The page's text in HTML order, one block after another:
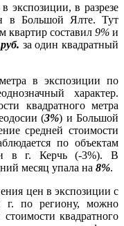
экспозиции, в разрезе
в Большой Ялте. Тут
квартир составил 9%и
за один квадратный
в экспозиции по
характер.
квадратного метра
(3%) и Большой
средней стоимости
по объектам
и в г. Керчь (-3%). В
месяц упала на 8%.
цен в экспозиции с
г. по региону, можно
квадратного